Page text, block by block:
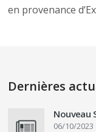
en provenance
Dernières
Nouveau
06/10/2023